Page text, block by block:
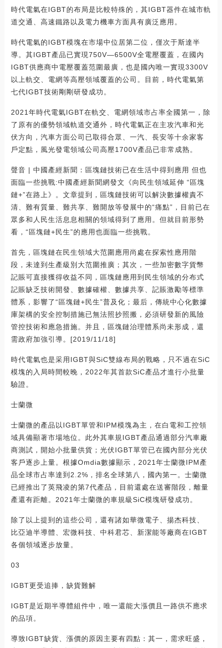
時代電氣在IGBT的布局是比較特殊的，其IGBT器件在城市軌
道交通、高速鐵路以及電力機車方面具有廣泛應用。
時代電氣的IGBT模塊在市場中位居第二位，僅次于斯達半
導。其IGBT產品已實現750V—6500V全電壓覆蓋，在國內
IGBT供應商中電壓覆蓋范圍最廣，也是國內唯一實現3300V
以上軌交、電網等高壓領域覆蓋的公司。目前，時代電氣第
七代IGBT技術剛剛研發成功。
2021年時代電氣IGBT在軌交、電網領域市占率全國第一，除
了原有的優勢領域軌道交通外，時代電氣正在主攻汽車和光
伏方向，汽車方面公司已取得合眾、一汽、長安等十余家客
戶定點，風光發電領域公司高壓1700V產品已非常成熟。
聲音 | 中國產經新聞：區塊鏈技術已在生活中得到應用 但也
面臨一些挑戰:中國產經新聞網發文《向民生領域延伸 “區塊
鏈+”在路上》。文章提到，區塊鏈技術可以解決數據權責不
清、難有質量、難共享、難開放等發展中的“痛點”，目前已在
眾多和人民生活息息相關的領域得到了應用。但就目前形勢
看，“區塊鏈+民生”的應用也面臨一些挑戰。
首先，區塊鏈在民生領域大范圍應用尚處在探索性應用階
段，未達到生產級別大范圍推廣；其次，一些加密數字貨幣
記賬可直接獲得收益不同，區塊鏈應用到民生領域的分布式
記賬缺乏技術開發、數據確權、數據共享、記賬激勵等標準
體系，影響了“區塊鏈+民生”普及化；最后，傳統中心化數據
庫架構的安全控制措施已無法照抄照搬，必須研發新的風險
管控技術和應急措施。并且，區塊鏈治理體系尚未形成，還
需政府加強引導。[2019/11/18]
時代電氣也是采用IGBT與SiC雙線布局的戰略，只不過在SiC
模塊的入局時間較晚，2022年其首款SiC產品才進行小批量
驗證。
士蘭微
士蘭微的產品以IGBT單管和IPM模塊為主，在白電和工控領
域具備顯著市場地位。此外其車規IGBT產品通過部分汽車廠
商測試，開始小批量供貨；光伏IGBT單管已在國內部分光伏
客戶逐步上量。根據Omdia數據顯示，2021年士蘭微IPM產
品全球市占率達到2.2%，排名全球第八，國內第一。士蘭微
已經推出了英飛凌的第7代產品，目前還處在送審階段，離量
產還有距離。2021年士蘭微的車規級SiC模塊研發成功。
除了以上提到的這些公司，還有諸如華微電子、揚杰科技、
比亞迪半導體、宏微科技、中科君芯、新潔能等廠商在IGBT
各個領域逐步放量。
03
IGBT更受追捧，缺貨難解
IGBT是近期半導體組件中，唯一還能大漲價且一路供不應求
的品項。
導致IGBT缺貨、漲價的原因主要有四點：其一，需求旺盛，